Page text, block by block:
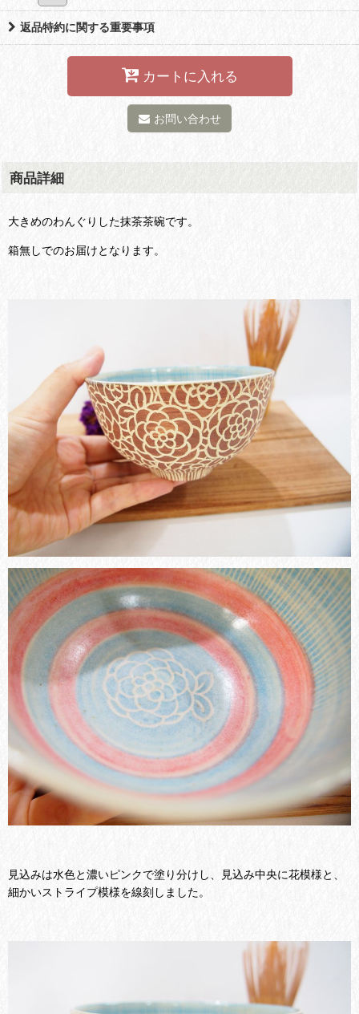
返品特約に関する重要事項
カートに入れる
お問い合わせ
商品詳細
大きめのわんぐりした抹茶茶碗です。
箱無しでのお届けとなります。
見込みは水色と濃いピンクで塗り分けし、見込み中央に花模様と、
細かいストライプ模様を線刻しました。